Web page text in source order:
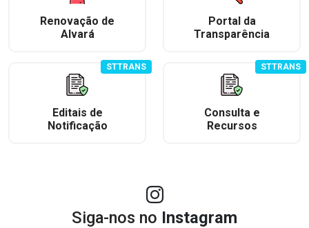
Renovação de
Alvará
Portal da
Transparência
Editais de
Notificação
STTRANS
Consulta e
Recursos
STTRANS
Siga-nos no Instagram